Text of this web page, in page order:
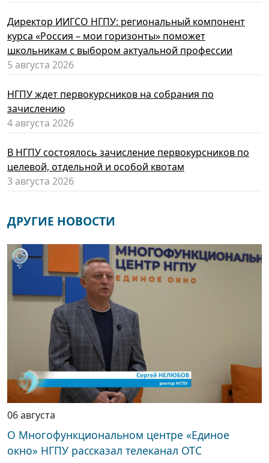
Директор ИИГСО НГПУ: региональный компонент
курса «Россия – мои горизонты» поможет
школьникам с выбором актуальной профессии
5 августа 2026
НГПУ ждет первокурсников на собрания по
зачислению
4 августа 2026
В НГПУ состоялось зачисление первокурсников по
целевой, отдельной и особой квотам
3 августа 2026
ДРУГИЕ НОВОСТИ
06 августа
О Многофункциональном центре «Единое
окно» НГПУ рассказал телеканал ОТС